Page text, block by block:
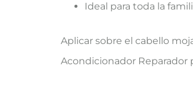
Ideal para toda la
Aplicar sobre el cabello
Acondicionador Reparador